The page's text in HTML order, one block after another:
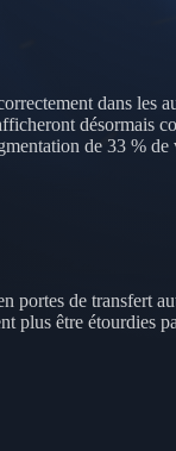
dans les
désormais
de 33 % de
de transfert
plus être étourdies